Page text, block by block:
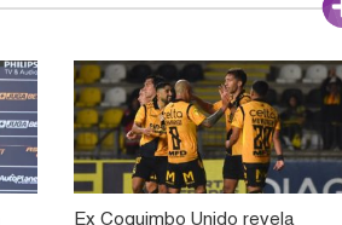
Ex Coquimbo Unido revela